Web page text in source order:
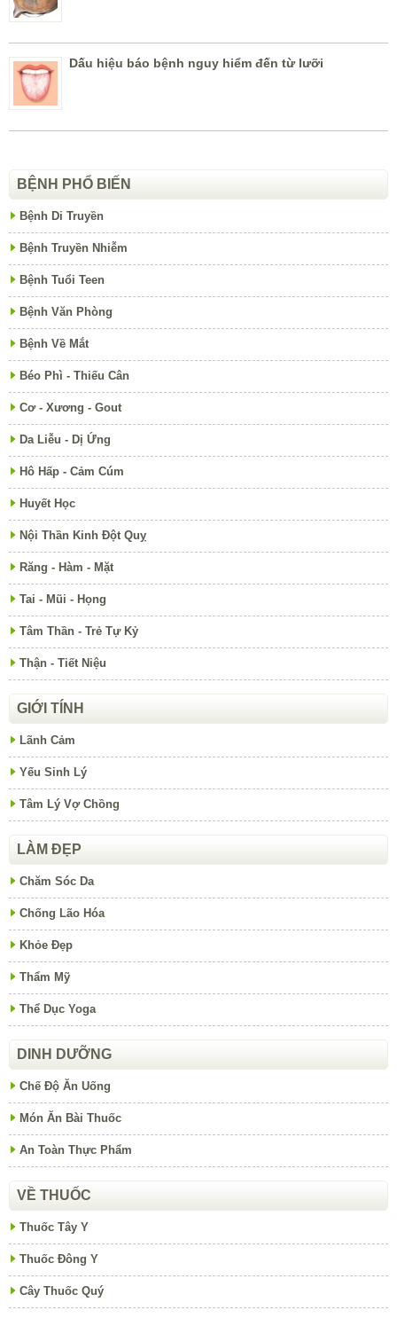
Dấu hiệu báo bệnh nguy hiểm đến từ lưỡi
BỆNH PHỔ BIẾN
Bệnh Di Truyền
Bệnh Truyền Nhiễm
Bệnh Tuổi Teen
Bệnh Văn Phòng
Bệnh Về Mắt
Béo Phì - Thiếu Cân
Cơ - Xương - Gout
Da Liễu - Dị Ứng
Hô Hấp - Cảm Cúm
Huyết Học
Nội Thần Kinh Đột Quỵ
Răng - Hàm - Mặt
Tai - Mũi - Họng
Tâm Thần - Trẻ Tự Kỷ
Thận - Tiết Niệu
GIỚI TÍNH
Lãnh Cảm
Yếu Sinh Lý
Tâm Lý Vợ Chồng
LÀM ĐẸP
Chăm Sóc Da
Chống Lão Hóa
Khỏe Đẹp
Thẩm Mỹ
Thể Dục Yoga
DINH DƯỠNG
Chế Độ Ăn Uống
Món Ăn Bài Thuốc
An Toàn Thực Phẩm
VỀ THUỐC
Thuốc Tây Y
Thuốc Đông Y
Cây Thuốc Quý